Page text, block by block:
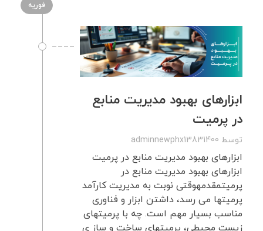
فوریه
ابزارهای بهبود مدیریت منابع
در پرمیت
توسط adminnewphx13831400
ابزارهای بهبود مدیریت منابع در پرمیت
ابزارهای بهبود مدیریت منابع در
پرمیتمقدمهوقتی نوبت به مدیریت کارآمد
پرمیتها می رسد، داشتن ابزار و فناوری
مناسب بسیار مهم است. چه با پرمیتهای
زیست محیطی، پرمیتهای ساخت و ساز ی